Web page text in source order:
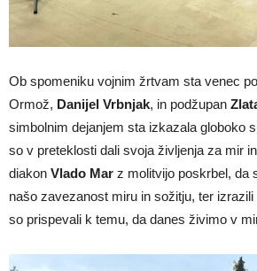
Ob spomeniku vojnim žrtvam sta venec
Ormož, Danijel Vrbnjak, in podžupan
simbolnim dejanjem sta izkazala globoko
so v preteklosti dali svoja življenja za mir
diakon Vlado Mar z molitvijo poskrbel, da
našo zavezanost miru in sožitju, ter
so prispevali k temu, da danes živimo v